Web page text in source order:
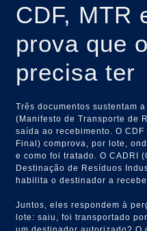
CDF, MTR
prova que
precisa ter
Três documentos sustentam
(Manifesto de Transporte de
saída ao recebimento. O
Final) comprova, por lote,
e como foi tratado. O CADRI
Destinação de Resíduos
habilita o destinador a
Juntos, eles respondem à
lote: saiu, foi transportado